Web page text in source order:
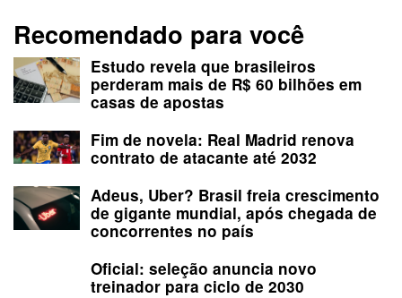
Recomendado para você
Estudo revela que brasileiros
perderam mais de R$ 60 bilhões em
casas de apostas
Fim de novela: Real Madrid renova
contrato de atacante até 2032
Adeus, Uber? Brasil freia crescimento
de gigante mundial, após chegada de
concorrentes no país
Oficial: seleção anuncia novo
treinador para ciclo de 2030